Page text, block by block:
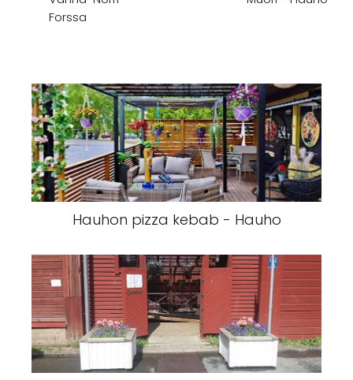
Forssa
Hauhon pizza kebab - Hauho